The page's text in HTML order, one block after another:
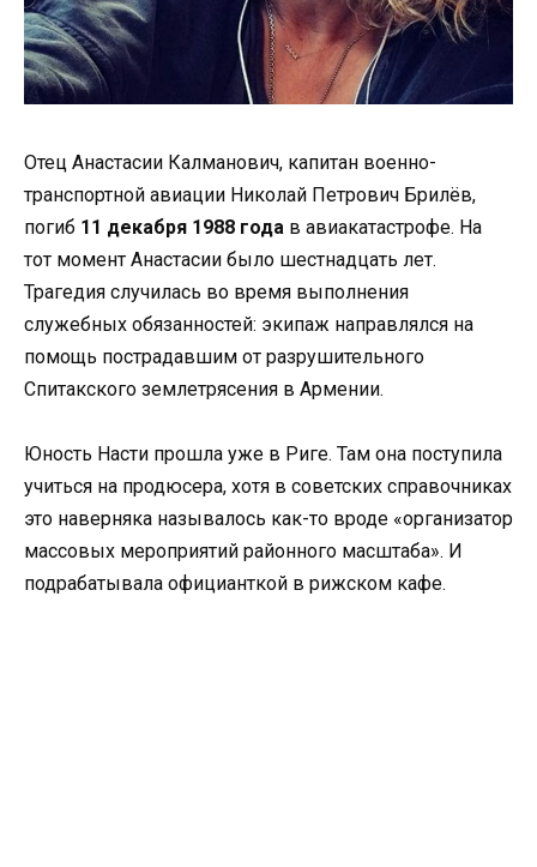
Отец Анастасии Калманович, капитан военно-
транспортной авиации Николай Петрович Брилёв,
погиб 11 декабря 1988 года в авиакатастрофе. На
тот момент Анастасии было шестнадцать лет.
Трагедия случилась во время выполнения
служебных обязанностей: экипаж направлялся на
помощь пострадавшим от разрушительного
Спитакского землетрясения в Армении.
Юность Насти прошла уже в Риге. Там она поступила
учиться на продюсера, хотя в советских справочниках
это наверняка называлось как-то вроде «организатор
массовых мероприятий районного масштаба». И
подрабатывала официанткой в рижском кафе.